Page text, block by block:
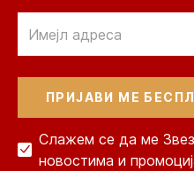
Слажем се да ме
новостима и